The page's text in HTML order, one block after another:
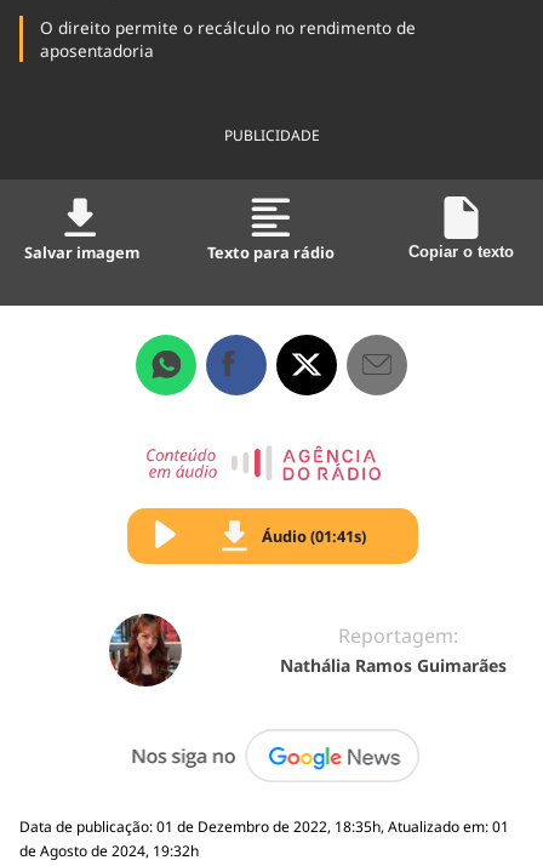
O direito permite o recálculo no rendimento de
aposentadoria
PUBLICIDADE
Salvar imagem Texto para rádio Copiar o texto
Áudio (01:41s)
Reportagem:
Nathália Ramos Guimarães
Data de publicação: 01 de Dezembro de 2022, 18:35h, Atualizado em: 01
de Agosto de 2024, 19:32h